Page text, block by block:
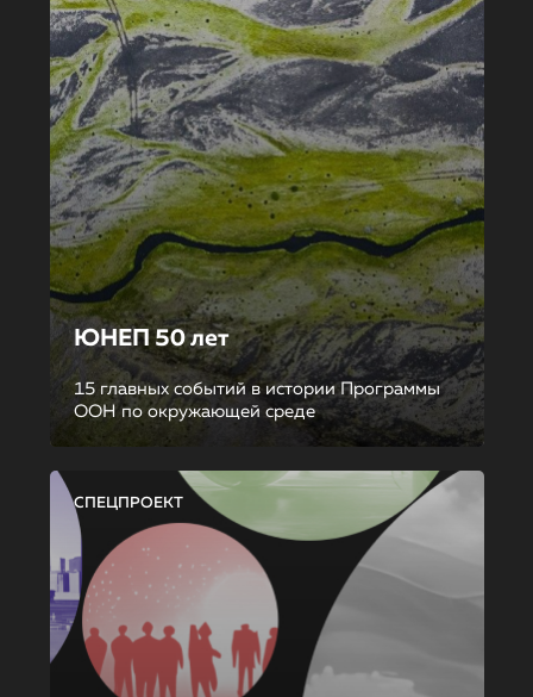
ЮНЕП 50 лет
15 главных событий в истории Программы
ООН по окружающей среде
СПЕЦПРОЕКТ